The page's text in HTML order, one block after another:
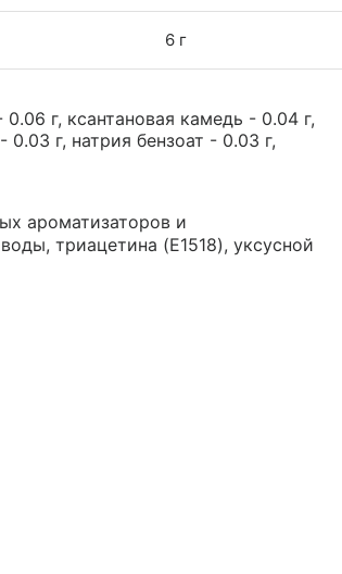
6 г
0.06 г, ксантановая камедь - 0.04 г,
г, натрия бензоат - 0.03 г,
ароматизаторов и
триацетина (E1518), уксусной